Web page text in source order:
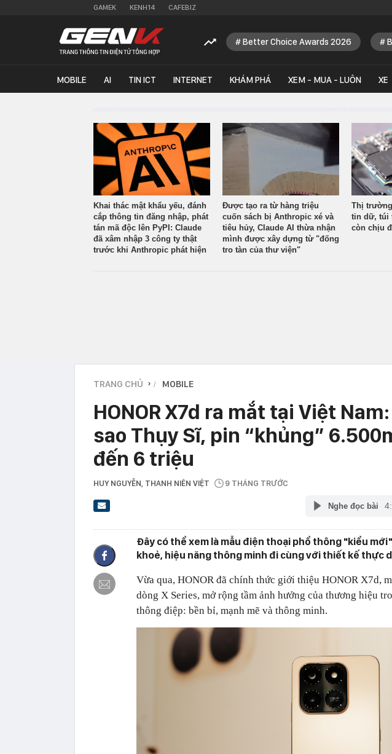
GAMEK KENH14 CAFEBIZ
Better Choice Awards 2026
MOBILE AI TIN ICT INTERNET KHÁM PHÁ XEM - MUA - LUÔN XE
Khai thác mật khẩu yếu, đánh
cắp thông tin đăng nhập, phát
tán mã độc lên PyPI: Claude
đã xâm nhập 3 công ty thật
trước khi Anthropic phát hiện
Được tạo ra từ hàng triệu
cuốn sách bị Anthropic xé và
tiêu hủy, Claude AI thừa nhận
mình được xây dựng từ "đống
tro tàn của thư viện"
Thị
tin dữ, túi
còn chịu
TRANG CHỦ › MOBILE
HONOR X7d ra mắt tại Việt
sao Thụy Sĩ, pin “khủng”
đến 6 triệu
HUY NGUYỄN , THANH NIÊN VIỆT 9 THÁNG TRƯỚC
Nghe đọc bài
Đây có thể xem là mẫu điện thoại phổ thông "kiểu
khoẻ, hiệu năng thông minh đi cùng với thiết kế thực
Vừa qua, HONOR đã chính thức giới thiệu HONOR X7d,
dòng X Series, mở rộng tầm ảnh hưởng của thương hiệu
thông điệp: bền bỉ, mạnh mẽ và thông minh.